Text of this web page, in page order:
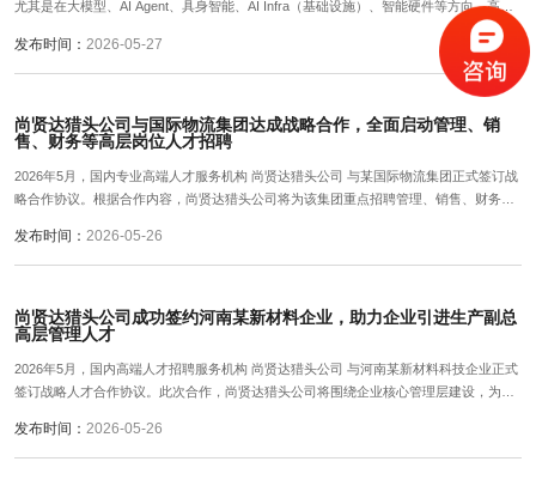
尤其是在大模型、AI Agent、具身智能、AI Infra（基础设施）、智能硬件等方向，高端
人才薪酬持续刷新行业纪录。作为长期深耕科技与高端人才市场的尚贤达猎头公司，我
们结合2026年市场招聘数据、企业用人趋势以及高端人才流动情况，对当前AI行业薪酬
变化进行深度解析。
发布时间： 2026-05-27
尚贤达猎头公司与国际物流集团达成战略合作，全面启动管理、销
售、财务等高层岗位人才招聘
2026年5月，国内专业高端人才服务机构 尚贤达猎头公司 与某国际物流集团正式签订战
略合作协议。根据合作内容，尚贤达猎头公司将为该集团重点招聘管理、销售、财务等
发布时间： 2026-05-26
尚贤达猎头公司成功签约河南某新材料企业，助力企业引进生产副总
高层管理人才
2026年5月，国内高端人才招聘服务机构 尚贤达猎头公司 与河南某新材料科技企业正式
签订战略人才合作协议。此次合作，尚贤达猎头公司将围绕企业核心管理层建设，为其
理能力。
发布时间： 2026-05-26